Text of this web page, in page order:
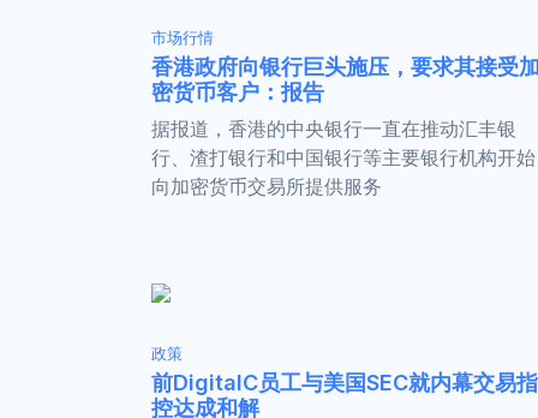
市场行情
香港政府向银行巨头施压，要求其接受加
密货币客户：报告
据报道，香港的中央银行一直在推动汇丰银
行、渣打银行和中国银行等主要银行机构开始
向加密货币交易所提供服务
政策
前DigitalC员工与美国SEC就内幕交易指
控达成和解